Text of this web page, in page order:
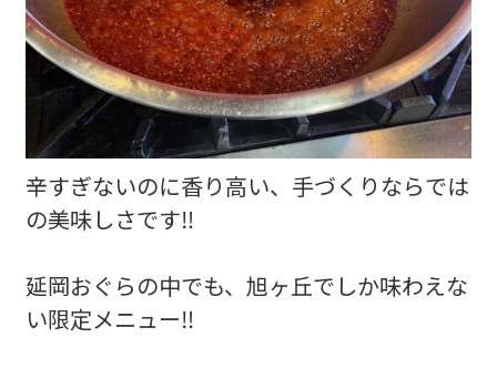
辛すぎないのに香り高い、手づくりならでは
の美味しさです‼️
延岡おぐらの中でも、旭ヶ丘でしか味わえな
い限定メニュー‼️